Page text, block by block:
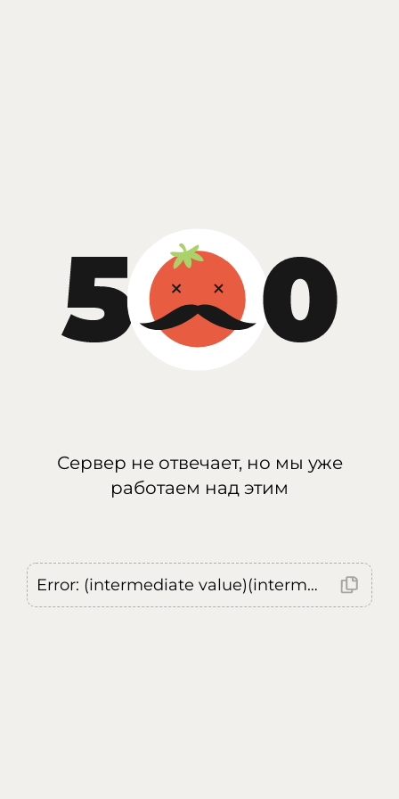
Сервер не отвечает, но мы уже
работаем над этим
Error: (intermediate value)(intermediate value)(intermediate value).replaceAll is not a function